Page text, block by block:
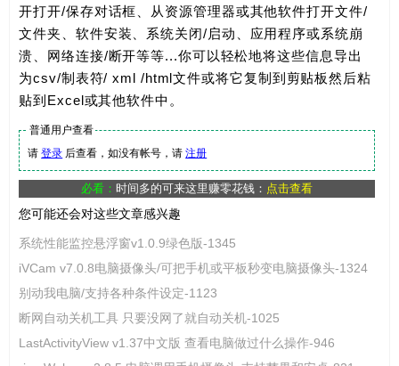
开打开/保存对话框、从资源管理器或其他软件打开文件/
文件夹、软件安装、系统关闭/启动、应用程序或系统崩
溃、网络连接/断开等等...你可以轻松地将这些信息导出
为csv/制表符/ xml /html文件或将它复制到剪贴板然后粘
贴到Excel或其他软件中。
普通用户查看
请登录 后查看，如没有帐号，请注册
必看：时间多的可来这里赚零花钱： 点击查看
您可能还会对这些文章感兴趣
系统性能监控悬浮窗v1.0.9绿色版-1345
iVCam v7.0.8电脑摄像头/可把手机或平板秒变电脑摄像头-1324
别动我电脑/支持各种条件设定-1123
断网自动关机工具 只要没网了就自动关机-1025
LastActivityView v1.37中文版 查看电脑做过什么操作-946